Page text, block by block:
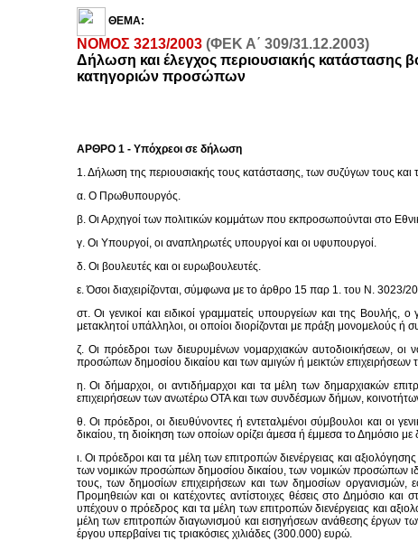
ΘΕΜΑ:
ΝΟΜΟΣ 3213/2003 (ΦΕΚ Α΄ 309/31.12.2003)
Δήλωση και έλεγχος περιουσιακής κατάστασης
κατηγοριών προσώπων
ΑΡΘΡΟ 1 - Υπόχρεοι σε δήλωση
1. Δήλωση της περιουσιακής τους κατάστασης, των συζύγων τους
α. Ο Πρωθυπουργός.
β. Οι Αρχηγοί των πολιτικών κομμάτων που εκπροσωπούνται στο
γ. Οι Υπουργοί, οι αναπληρωτές υπουργοί και οι υφυπουργοί.
δ. Οι βουλευτές και οι ευρωβουλευτές.
ε. Όσοι διαχειρίζονται, σύμφωνα με το άρθρο 15 παρ 1. του Ν. 3023/
στ. Οι γενικοί και ειδικοί γραμματείς υπουργείων και της
μετακλητοί υπάλληλοι, οι οποίοι διορίζονται με πράξη μονομελούς ή
ζ. Οι πρόεδροι των διευρυμένων νομαρχιακών αυτοδιοικήσεων,
προσώπων δημοσίου δικαίου και των αμιγών ή μεικτών επιχειρήσεων
η. Οι δήμαρχοι, οι αντιδήμαρχοι και τα μέλη των δημαρχιακών
επιχειρήσεων των ανωτέρω ΟΤΑ και των συνδέσμων δήμων,
θ. Οι πρόεδροι, οι διευθύνοντες ή εντεταλμένοι σύμβουλοι και οι
δικαίου, τη διοίκηση των οποίων ορίζει άμεσα ή έμμεσα το Δημόσιο με
ι. Οι πρόεδροι και τα μέλη των επιτροπών διενέργειας και
των νομικών προσώπων δημοσίου δικαίου, των νομικών προσώπων
τους, των δημοσίων επιχειρήσεων και των δημοσίων οργανισμών,
Προμηθειών και οι κατέχοντες αντίστοιχες θέσεις στο Δημόσιο
υπέχουν ο πρόεδρος και τα μέλη των επιτροπών διενέργειας και
μέλη των επιτροπών διαγωνισμού και εισηγήσεων ανάθεσης έργων
έργου υπερβαίνει τις τριακόσιες χιλιάδες (300.000) ευρώ.